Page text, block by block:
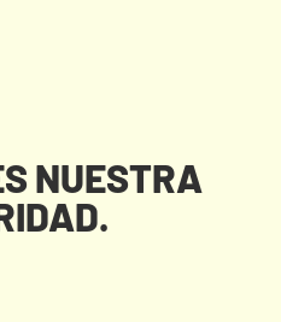
NUESTRA